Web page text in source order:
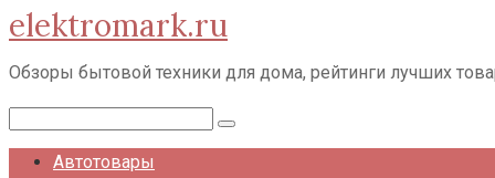
Перейти
к
контенту
elektromark.ru
Обзоры бытовой техники для дома, рейтинги лучших
Автотовары